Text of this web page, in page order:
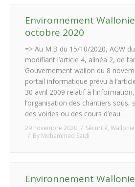
Environnement
octobre 2020
=> Au M.B du 15/10/2020, AGW
modifiant l’article 4, alinéa 2, de
Gouvernement wallon du 8
portail informatique prévu à
30 avril 2009 relatif à
l’organisation des chantiers sous,
des voiries ou des cours d’eau…
29 novembre 2020 Sécurité, Wallonie
By Mohammed Saidi
Environnement